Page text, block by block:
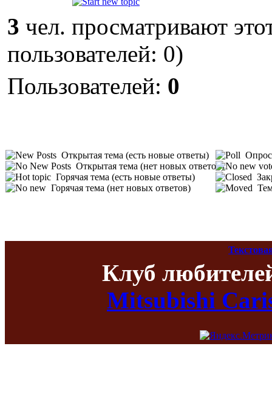
3 чел. просматривают
пользователей: 0)
Пользователей: 0
Открытая тема (есть новые ответы)
Открытая тема (нет новых ответов)
Горячая тема (есть новые ответы)
Горячая тема (нет новых ответов)
Опрос
Клуб
Mitsubishi